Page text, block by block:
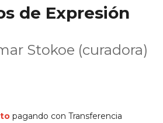
de Expresión
Stokoe (curadora)
pagando con Transferencia